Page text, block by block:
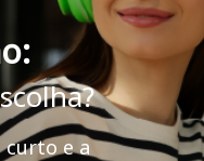
curto e a